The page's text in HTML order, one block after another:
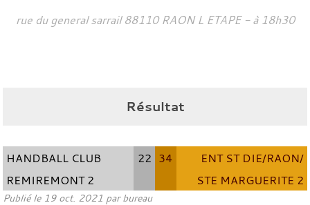
rue du general sarrail 88110 RAON L ETAPE - à 18h30
Résultat
HANDBALL CLUB
REMIREMONT 2
22 34
ENT ST DIE/RAON/
STE MARGUERITE 2
Publié le 19 oct. 2021 par bureau